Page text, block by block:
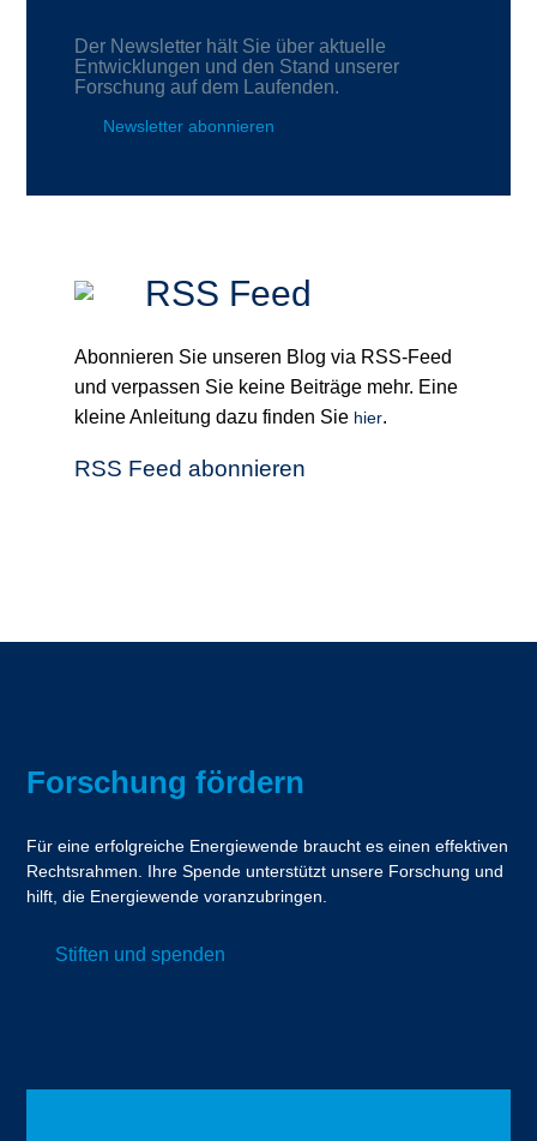
Der Newsletter hält Sie über aktuelle
Entwicklungen und den Stand unserer
Forschung auf dem Laufenden.
Newsletter abonnieren
RSS Feed
Abonnieren Sie unseren Blog via RSS-Feed
und verpassen Sie keine Beiträge mehr. Eine
kleine Anleitung dazu finden Sie hier.
RSS Feed abonnieren
Forschung fördern
Für eine erfolgreiche Energiewende braucht es einen effektiven
Rechtsrahmen. Ihre Spende unterstützt unsere Forschung und
hilft, die Energiewende voranzubringen.
Stiften und spenden